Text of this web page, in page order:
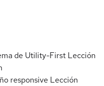
de Utility-First Lección
responsive Lección